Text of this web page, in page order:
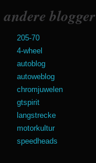
andere blogger
205-70
4-wheel
autoblog
autoweblog
chromjuwelen
gtspirit
langstrecke
motorkultur
speedheads